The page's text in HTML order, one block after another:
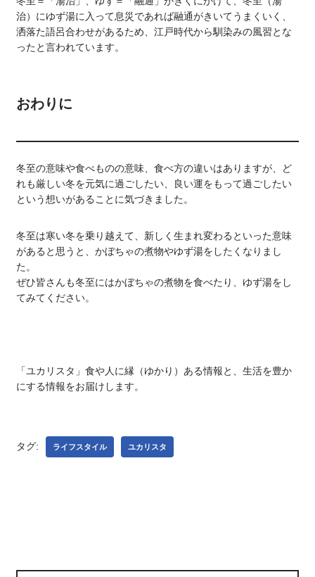
治）にゆず湯に入って息災であれば融通がきいてうまくいく、
洒落た語呂合わせがあるため、江戸時代から馴染みの風習とな
ったと言われています。
おわりに
冬至の意味や食べものの意味、食べ方の違いはありますが、ど
れも厳しい冬を元気に過ごしたい、良い運をもって過ごしたい
という想いがあることに気づきました。
冬至は寒い冬を乗り越えて、新しく生まれ変わるといった意味
があると思うと、かぼちゃの煮物やゆず湯をしたくなりまし
た。
ぜひ皆さんも冬至にはかぼちゃの煮物を食べたり、ゆず湯をし
てみてください。
「ユカリスタ」食や人に縁（ゆかり）ある情報と、生活を豊か
にする情報をお届けします。
タグ: ライフスタイル ユカリスタ